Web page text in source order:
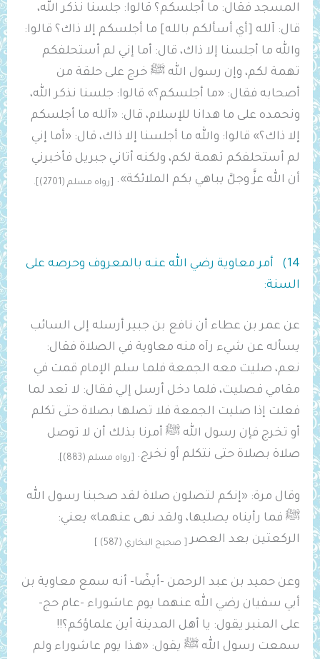
المسجد فقال: ما أجلسكم؟ قالوا: جلسنا نذكر الله،
قال: آلله [أي أسألكم بالله] ما أجلسكم إلا ذاك؟ قالوا:
والله ما أجلسنا إلا ذاك، قال: أما إني لم أستحلفكم
تهمة لكم، وإن رسول الله ﷺ خرج على حلقة من
أصحابه فقال: «ما أجلسكم؟» قالوا: جلسنا نذكر الله،
ونحمده على ما هدانا للإسلام، قال: «آلله ما أجلسكم
إلا ذاك؟» قالوا: والله ما أجلسنا إلا ذاك، قال: «أما إني
لم أستحلفكم تهمة لكم، ولكنه أتاني جبريل فأخبرني
أن الله عزَّ وجلَّ يباهي بكم الملائكة». [رواه مسلم (2701)].
14) أمر معاوية رضي الله عنـه بالمعروف وحرصه على
السنة:
عن عمر بن عطاء أن نافع بن جبير أرسله إلى السائب
يسأله عن شيء رآه منه معاوية في الصلاة فقال:
نعم، صليت معه الجمعة فلما سلم الإمام قمت في
مقامي فصليت، فلما دخل أرسل إلي فقال: لا تعد لما
فعلت إذا صليت الجمعة فلا تصلها بصلاة حتى تكلم
أو تخرج فإن رسول الله ﷺ أمرنا بذلك أن لا توصل
صلاة بصلاة حتى نتكلم أو نخرج.
[رواه مسلم (883)].
وقال مرة: «إنكم لتصلون صلاة لقد صحبنا رسول الله
ﷺ فما رأيناه يصليها، ولقد نهى عنهما» يعني:
الركعتين بعد العصر [ ‌صحيح البخاري (587) ]
وعن حميد بن عبد الرحمن -أيضًا- أنه سمع معاوية بن
أبي سفيان رضي الله عنهما يوم عاشوراء -عام حج-
على المنبر يقول: يا أهل المدينة أين علماؤكم؟!!
سمعت رسول الله ﷺ يقول: «هذا يوم عاشوراء ولم